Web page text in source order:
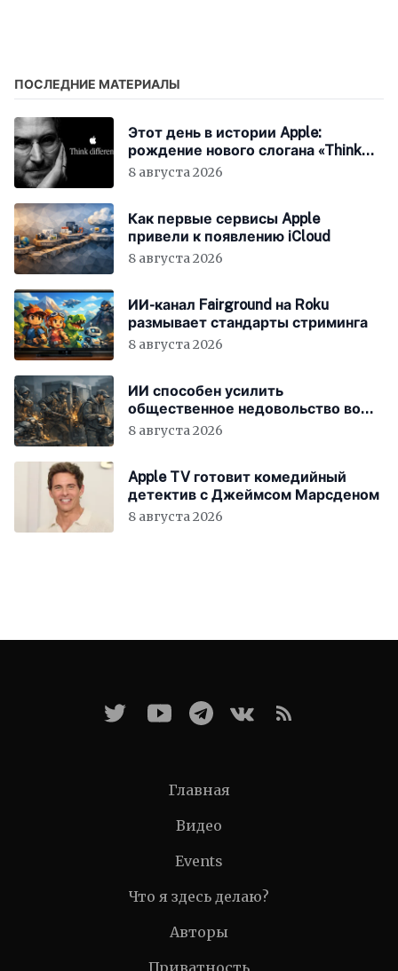
ПОСЛЕДНИЕ МАТЕРИАЛЫ
Этот день в истории Apple:
рождение нового слогана «Think
Different»
8 августа 2026
Как первые сервисы Apple
привели к появлению iCloud
8 августа 2026
ИИ-канал Fairground на Roku
размывает стандарты стриминга
8 августа 2026
ИИ способен усилить
общественное недовольство во
всём мире
8 августа 2026
Apple TV готовит комедийный
детектив с Джеймсом Марсденом
8 августа 2026
Главная
Видео
Events
Что я здесь делаю?
Авторы
Приватность